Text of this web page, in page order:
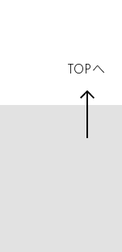
TOPへ